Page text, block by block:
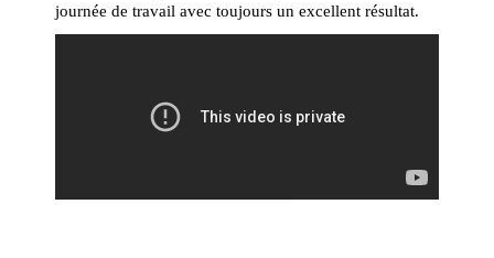
journée de travail avec toujours un excellent résultat.